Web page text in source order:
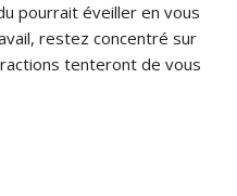
pourrait éveiller en vous
restez concentré sur
tenteront de vous